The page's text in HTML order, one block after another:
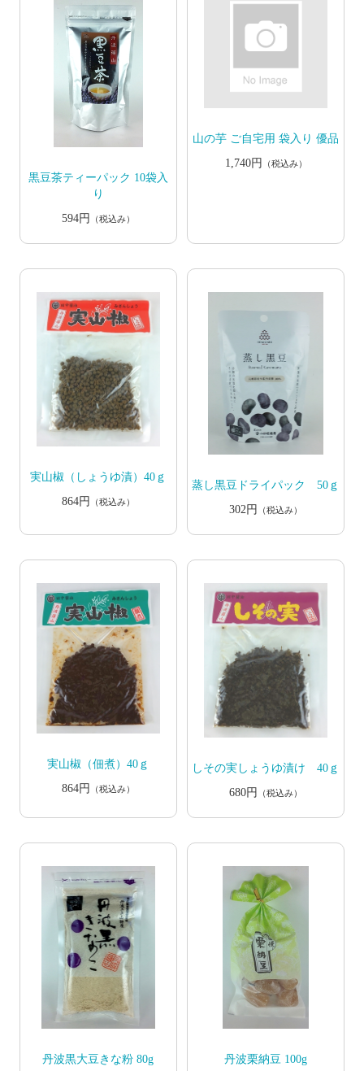
黒豆茶ティーパック 10袋入
り
594円
（税込み）
山の芋 ご自宅用 袋入り 優品
1,740円
（税込み）
実山椒（しょうゆ漬）40ｇ
864円
（税込み）
蒸し黒豆ドライパック 50ｇ
302円
（税込み）
実山椒（佃煮）40ｇ
864円
（税込み）
しその実しょうゆ漬け 40ｇ
680円
（税込み）
丹波黒大豆きな粉 80g
丹波栗納豆 100g